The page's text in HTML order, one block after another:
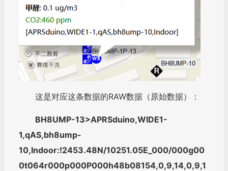
这是对应这条数据的RAW数据（原始数据）：
BH8UMP-13>APRSduino,WIDE1-
1,qAS,bh8ump-
10,Indoor:!2453.48N/10251.05E_000/000g00
0t064r000p000P000h48b08154,0,9,14,0,9,1